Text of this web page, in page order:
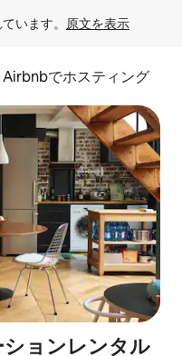
います。 原文を表示
Airbnbでホスティング
ョンレンタル